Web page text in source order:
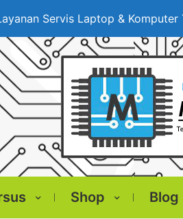
Servis Laptop & Komputer
Shop Blog